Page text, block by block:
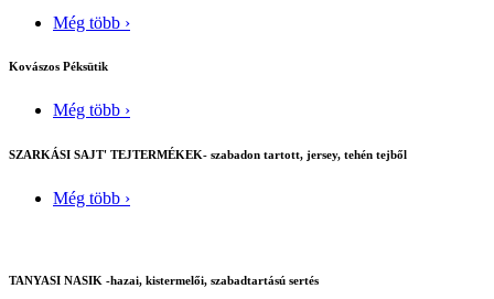
Még több ›
Kovászos Péksütik
Még több ›
SZARKÁSI SAJT' TEJTERMÉKEK- szabadon tartott, jersey, tehén tejből
Még több ›
TANYASI NASIK -hazai, kistermelői, szabadtartású sertés